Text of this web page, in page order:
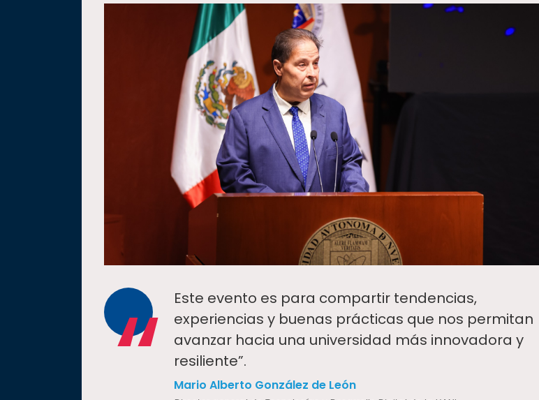
“
Este evento es para compartir tendencias,
experiencias y buenas prácticas que nos permitan
avanzar hacia una universidad más innovadora y
resiliente”.
Mario Alberto González de León